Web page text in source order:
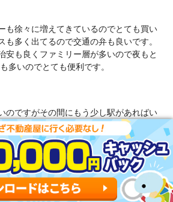
も徐々に増えてきているのでとても買い
も多く出てるので交通の弁も良いです。
安も良くファミリー層が多いので夜もと
多いのでとても便利です。
のですがその間にもう少し駅があればい
はとても多いのですが営業時間が短いと
もう少し遅くまで営業しているお店が増
す。